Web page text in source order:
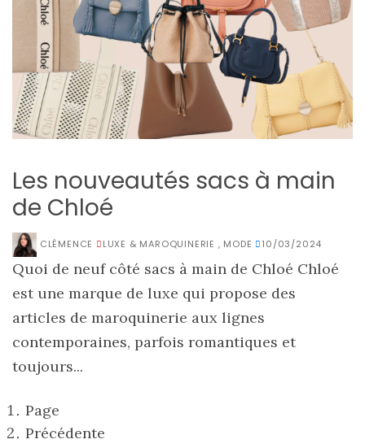
Les nouveautés sacs à main
de Chloé
CLÉMENCE LUXE & MAROQUINERIE , MODE 10/03/2024
Quoi de neuf côté sacs à main de Chloé Chloé
est une marque de luxe qui propose des
articles de maroquinerie aux lignes
contemporaines, parfois romantiques et
toujours...
Page
Précédente